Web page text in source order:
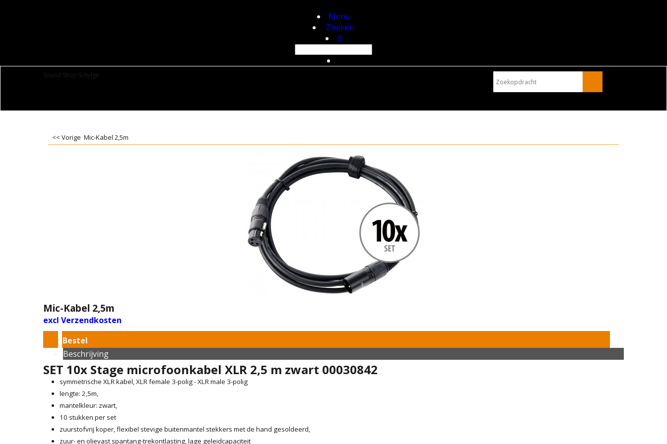
Menu
Zoeken
0
Sound Shop Schylge
<< Vorige Mic-Kabel 2,5m
Mic-Kabel 2,5m
excl Verzendkosten
Bestel
Beschrijving
SET 10x Stage microfoonkabel XLR 2,5 m zwart 00030842
symmetrische XLR kabel, XLR female 3-polig - XLR male 3-polig
lengte: 2,5m,
mantelkleur: zwart,
10 stukken per set
zuurstofvrij koper, flexibel stevige buitenmantel stekkers met de hand gesoldeerd,
zuur- en olievast spantang-trekontlasting, lage geleidcapaciteit